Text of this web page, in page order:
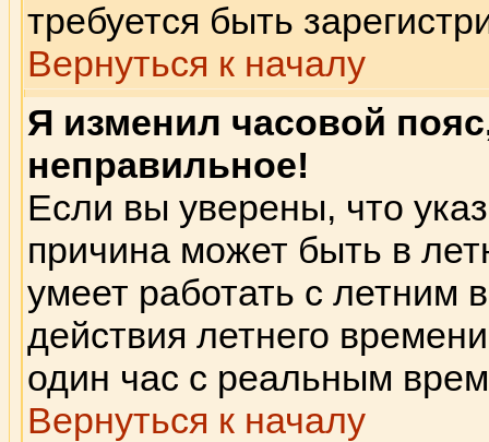
требуется быть
Вернуться к началу
Я изменил часовой
неправильное!
Если вы уверены, что
причина может быть в
умеет работать с летним
действия летнего
один час с реальным
Вернуться к началу